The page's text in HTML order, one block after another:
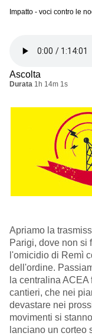
Impatto - voci contro le
Ascolta
Durata 1h 14m 1s
Apriamo la
Parigi, dove non si
l'omicidio di Remì
dell'ordine.
la centralina
cantieri, che nei
devastare nei
movimenti si
lanciano un corteo